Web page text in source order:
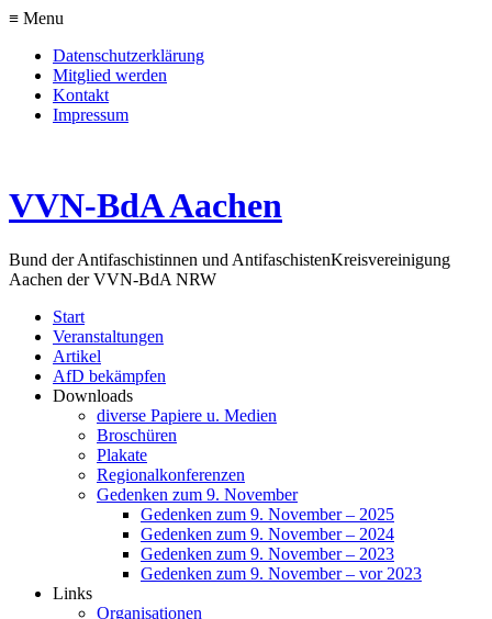
≡ Menu
Datenschutzerklärung
Mitglied werden
Kontakt
Impressum
VVN-BdA Aachen
Bund der Antifaschistinnen und AntifaschistenKreisvereinigung
Aachen der VVN-BdA NRW
Start
Veranstaltungen
Artikel
AfD bekämpfen
Downloads
diverse Papiere u. Medien
Broschüren
Plakate
Regionalkonferenzen
Gedenken zum 9. November
Gedenken zum 9. November – 2025
Gedenken zum 9. November – 2024
Gedenken zum 9. November – 2023
Gedenken zum 9. November – vor 2023
Links
Organisationen